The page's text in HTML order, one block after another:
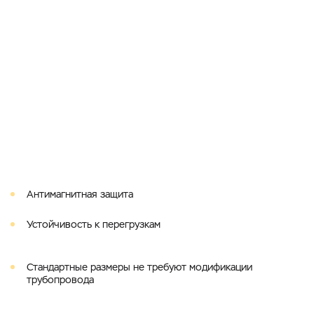
Антимагнитная защита
Устойчивость к перегрузкам
Стандартные размеры не требуют модификации
трубопровода